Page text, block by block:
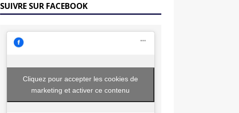
SUIVRE SUR FACEBOOK
Cliquez pour accepter les cookies de
marketing et activer ce contenu